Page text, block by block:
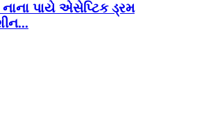
પાયે એસેપ્ટિક ડ્રમ